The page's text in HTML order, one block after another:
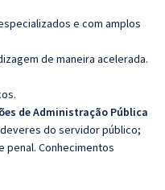
e com amplos
de maneira acelerada.
de Administração Pública
do servidor público;
penal. Conhecimentos